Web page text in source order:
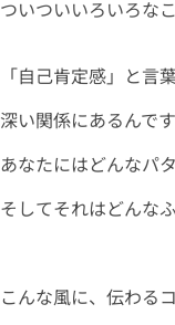
ついついいろいろな
「自己肯定感」と言
深い関係にあるんです
あなたにはどんなパ
そしてそれはどんな
こんな風に、伝わる